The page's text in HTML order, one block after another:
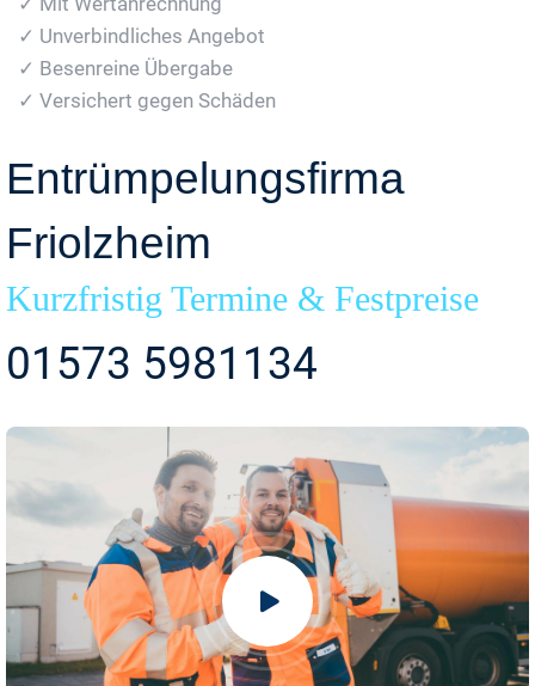
✓ Unverbindliches Angebot
✓ Besenreine Übergabe
✓ Versichert gegen Schäden
Entrümpelungsfirma
Friolzheim
Kurzfristig Termine & Festpreise
01573 5981134